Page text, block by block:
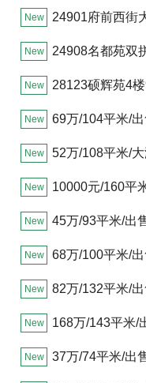
New 24901府前西街
New 24908名都苑双
New 28123硕辉苑4
New 69万/104平米/
车方便出行便利
New 52万/108平米/
New 10000元/160平
New 45万/93平米/出
率高
New 68万/100平米/
车库
New 82万/132平米/
室
New 168万/143平米/
入住
New 37万/74平米/出